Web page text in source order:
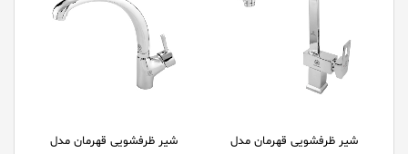
شیر ظرفشویی قهرمان مدل
شیر ظرفشویی قهرمان مدل